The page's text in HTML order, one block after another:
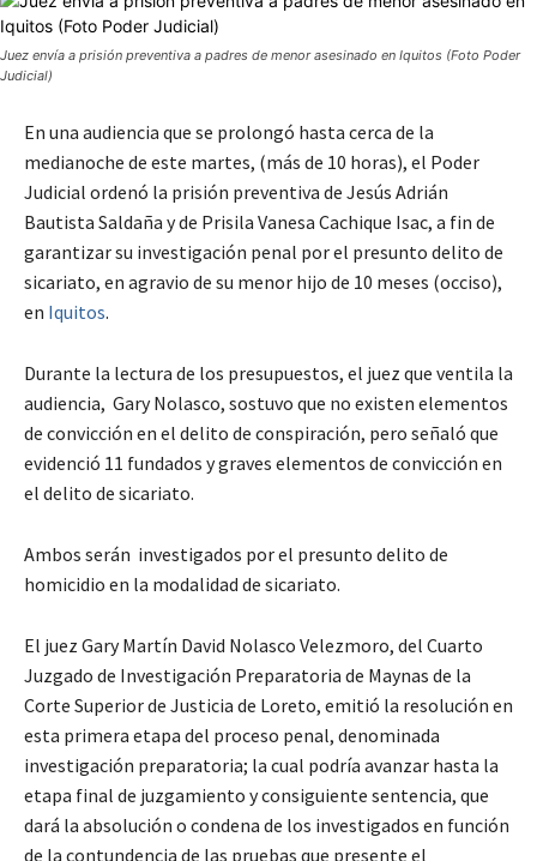
Juez envía a prisión preventiva a padres de menor asesinado en Iquitos (Foto Poder
Judicial)
En una audiencia que se prolongó hasta cerca de la
medianoche de este martes, (más de 10 horas), el Poder
Judicial ordenó la prisión preventiva de Jesús Adrián
Bautista Saldaña y de Prisila Vanesa Cachique Isac, a fin de
garantizar su investigación penal por el presunto delito de
sicariato, en agravio de su menor hijo de 10 meses (occiso),
en Iquitos.
Durante la lectura de los presupuestos, el juez que ventila la
audiencia, Gary Nolasco, sostuvo que no existen elementos
de convicción en el delito de conspiración, pero señaló que
evidenció 11 fundados y graves elementos de convicción en
el delito de sicariato.
Ambos serán investigados por el presunto delito de
homicidio en la modalidad de sicariato.
El juez Gary Martín David Nolasco Velezmoro, del Cuarto
Juzgado de Investigación Preparatoria de Maynas de la
Corte Superior de Justicia de Loreto, emitió la resolución en
esta primera etapa del proceso penal, denominada
investigación preparatoria; la cual podría avanzar hasta la
etapa final de juzgamiento y consiguiente sentencia, que
dará la absolución o condena de los investigados en función
de la contundencia de las pruebas que presente el